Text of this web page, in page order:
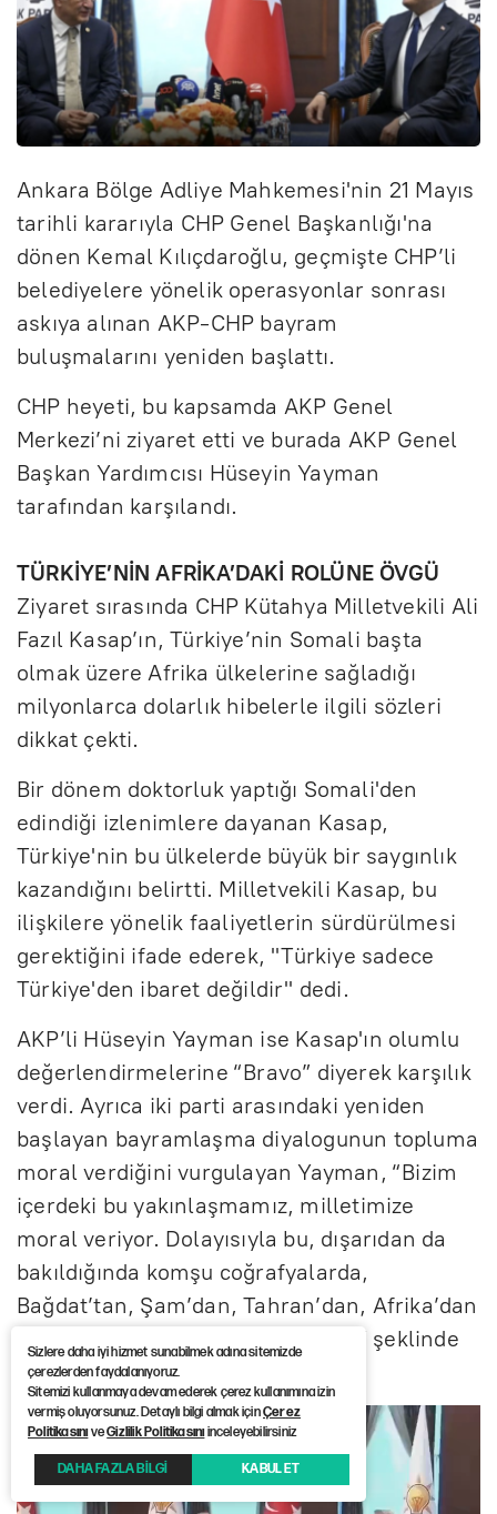
Ankara Bölge Adliye Mahkemesi'nin 21 Mayıs
tarihli kararıyla CHP Genel Başkanlığı'na
dönen Kemal Kılıçdaroğlu, geçmişte CHP’li
belediyelere yönelik operasyonlar sonrası
askıya alınan AKP-CHP bayram
buluşmalarını yeniden başlattı.
CHP heyeti, bu kapsamda AKP Genel
Merkezi’ni ziyaret etti ve burada AKP Genel
Başkan Yardımcısı Hüseyin Yayman
tarafından karşılandı.
TÜRKİYE’NİN AFRİKA’DAKİ ROLÜNE ÖVGÜ
Ziyaret sırasında CHP Kütahya Milletvekili Ali
Fazıl Kasap’ın, Türkiye’nin Somali başta
olmak üzere Afrika ülkelerine sağladığı
milyonlarca dolarlık hibelerle ilgili sözleri
dikkat çekti.
Bir dönem doktorluk yaptığı Somali'den
edindiği izlenimlere dayanan Kasap,
Türkiye'nin bu ülkelerde büyük bir saygınlık
kazandığını belirtti. Milletvekili Kasap, bu
ilişkilere yönelik faaliyetlerin sürdürülmesi
gerektiğini ifade ederek, "Türkiye sadece
Türkiye'den ibaret değildir" dedi.
AKP’li Hüseyin Yayman ise Kasap'ın olumlu
değerlendirmelerine “Bravo” diyerek karşılık
verdi. Ayrıca iki parti arasındaki yeniden
başlayan bayramlaşma diyalogunun topluma
moral verdiğini vurgulayan Yayman, “Bizim
içerdeki bu yakınlaşmamız, milletimize
moral veriyor. Dolayısıyla bu, dışarıdan da
bakıldığında komşu coğrafyalarda,
Bağdat’tan, Şam’dan, Tahran’dan, Afrika’dan
bakıldığında sevinçle karşılanıyor” şeklinde
konuştu.
Sizlere daha iyi hizmet sunabilmek adına sitemizde
çerezlerden faydalanıyoruz.
Sitemizi kullanmaya devam ederek çerez kullanımına izin
vermiş oluyorsunuz. Detaylı bilgi almak içinÇerez
PolitikasınıveGizlilik Politikasınıinceleyebilirsiniz
DAHA FAZLA BİLGİ KABUL ET